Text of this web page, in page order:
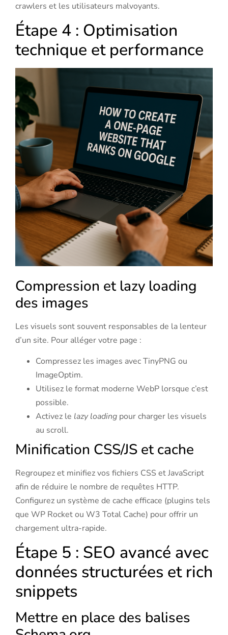
crawlers et les utilisateurs malvoyants.
Étape 4 : Optimisation
technique et performance
Compression et lazy loading
des images
Les visuels sont souvent responsables de la lenteur
d’un site. Pour alléger votre page :
Compressez les images avec TinyPNG ou
ImageOptim.
Utilisez le format moderne WebP lorsque c’est
possible.
Activez le lazy loading pour charger les visuels
au scroll.
Minification CSS/JS et cache
Regroupez et minifiez vos fichiers CSS et JavaScript
afin de réduire le nombre de requêtes HTTP.
Configurez un système de cache efficace (plugins tels
que WP Rocket ou W3 Total Cache) pour offrir un
chargement ultra-rapide.
Étape 5 : SEO avancé avec
données structurées et rich
snippets
Mettre en place des balises